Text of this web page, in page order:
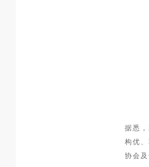
据悉，
构优
协会